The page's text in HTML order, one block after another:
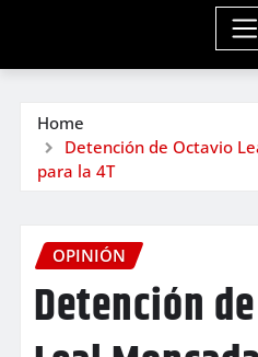
Home
Detención de Octavio
para la 4T
OPINIÓN
Detención